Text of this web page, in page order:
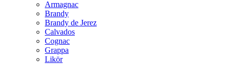
Armagnac
Brandy
Brandy de Jerez
Calvados
Cognac
Grappa
Likör